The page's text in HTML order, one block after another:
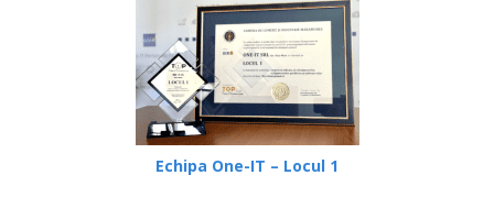
Echipa One-IT – Locul 1